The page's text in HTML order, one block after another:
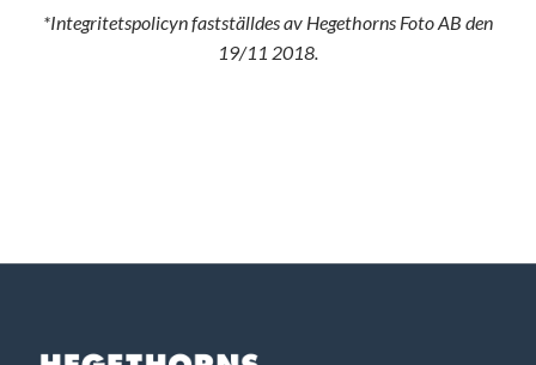
*Integritetspolicyn fastställdes av Hegethorns Foto AB den
19/11 2018.